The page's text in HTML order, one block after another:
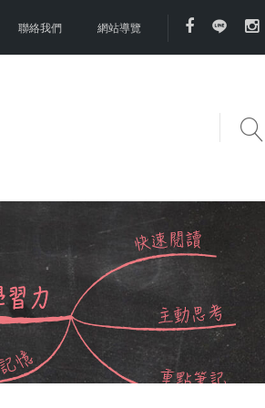
聯絡我們 網站導覽